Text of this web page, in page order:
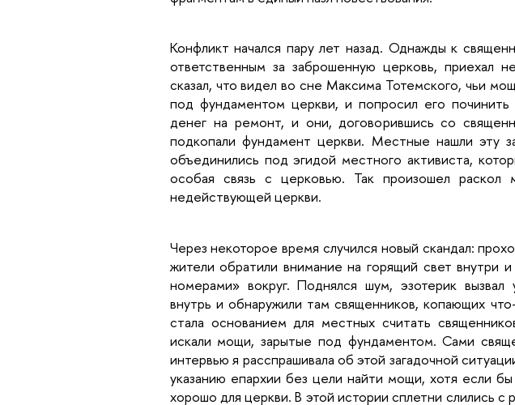
Конфликт начался пару лет назад. Однажды к
ответственным за заброшенную церковь, приехал
сказал, что видел во сне Максима Тотемского, чьи
под фундаментом церкви, и попросил его
денег на ремонт, и они, договорившись со
подкопали фундамент церкви. Местные нашли эту
объединились под эгидой местного активиста,
особая связь с церковью. Так произошел раскол
недействующей церкви.
Через некоторое время случился новый скандал:
жители обратили внимание на горящий свет внутри
номерами» вокруг. Поднялся шум, эзотерик вызвал
внутрь и обнаружили там священников, копающих
стала основанием для местных считать
искали мощи, зарытые под фундаментом. Сами
интервью я расспрашивала об этой загадочной
указанию епархии без цели найти мощи, хотя если
хорошо для церкви. В этой истории сплетни слились с